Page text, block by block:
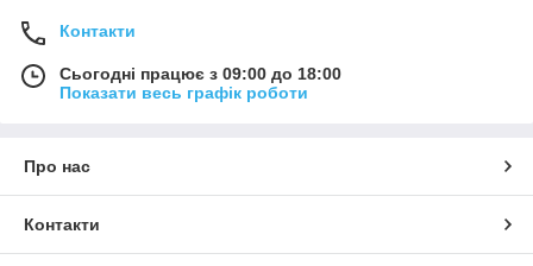
Контакти
Сьогодні працює з 09:00 до 18:00
Показати весь графік роботи
Про нас
Контакти